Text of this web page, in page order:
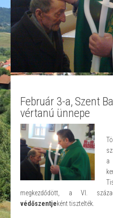
Február 3-a, Szent
vértanú ünnepe
a
megkezdődött, a VI.
védőszentjeként tisztelték.